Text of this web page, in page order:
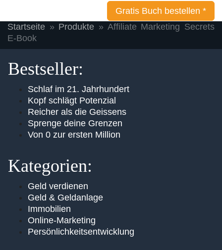
Gratis Buch bestellen *
Startseite » Produkte » Affiliate Marketing Secrets
E-Book
Bestseller:
Schlaf im 21. Jahrhundert
Kopf schlägt Potenzial
Reicher als die Geissens
Sprenge deine Grenzen
Von 0 zur ersten Million
Kategorien:
Geld verdienen
Geld & Geldanlage
Immobilien
Online-Marketing
Persönlichkeitsentwicklung